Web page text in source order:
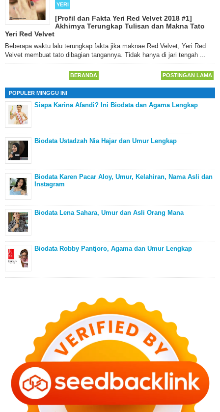
YERI
[Profil dan Fakta Yeri Red Velvet 2018 #1]
Akhirnya Terungkap Tulisan dan Makna Tato
Yeri Red Velvet
Beberapa waktu lalu terungkap fakta jika maknae Red Velvet, Yeri Red
Velvet membuat tato dibagian tangannya. Tidak hanya di jari tengah ...
POSTINGAN LAMA
BERANDA
POPULER MINGGU INI
Siapa Karina Afandi? Ini Biodata dan Agama Lengkap
Biodata Ustadzah Nia Hajar dan Umur Lengkap
Biodata Karen Pacar Aloy, Umur, Kelahiran, Nama Asli dan
Instagram
Biodata Lena Sahara, Umur dan Asli Orang Mana
Biodata Robby Pantjoro, Agama dan Umur Lengkap